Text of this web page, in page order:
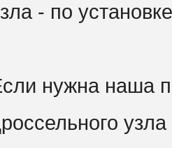
- по
нужна наша